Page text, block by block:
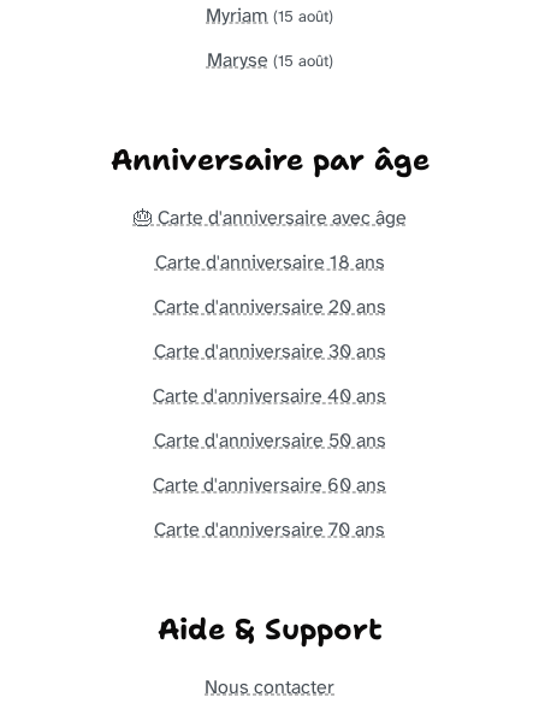
Myriam (15 août)
Maryse (15 août)
Anniversaire par âge
🎂 Carte d'anniversaire avec âge
Carte d'anniversaire 18 ans
Carte d'anniversaire 20 ans
Carte d'anniversaire 30 ans
Carte d'anniversaire 40 ans
Carte d'anniversaire 50 ans
Carte d'anniversaire 60 ans
Carte d'anniversaire 70 ans
Aide & Support
Nous contacter